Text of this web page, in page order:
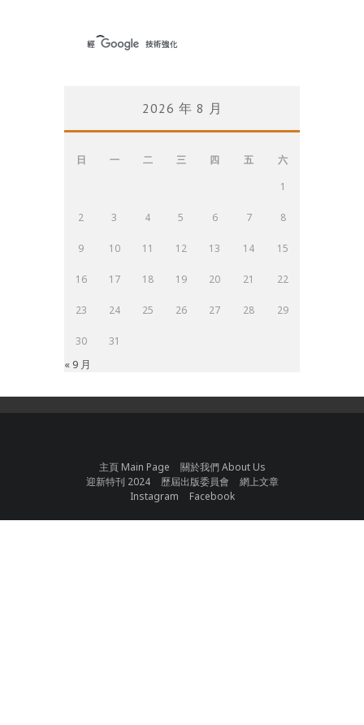
2026 年 8 月
日 一 二 三 四 五
六
1
2 3 4 5 6 7 8
9 10 11 12 13 14 15
16 17 18 19 20 21 22
23 24 25 26 27 28 29
30 31
« 9 月
主頁 Main Page
關於我們 About Us
迎新特刊 2024
歷屆出版委員會
網上文章
Instagram
Facebook